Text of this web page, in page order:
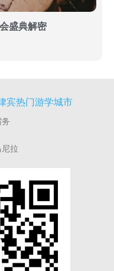
盛典解密
宾热门游学城市
尼拉